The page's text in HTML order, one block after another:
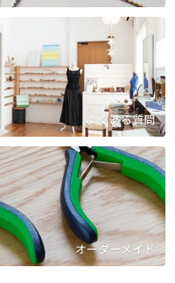
よくある質問
オーダーメイド